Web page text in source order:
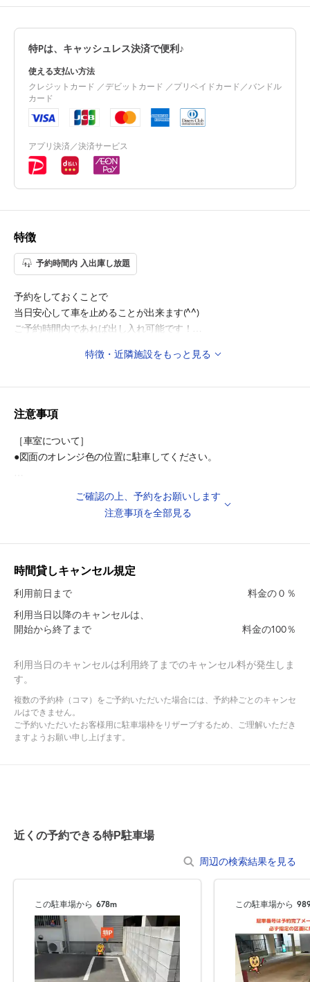
特Pは、キャッシュレス決済で便利♪
使える支払い方法
クレジットカード ／デビットカード ／プリペイドカード／バンドル
カード
アプリ決済／決済サービス
特徴
予約時間内 入出庫し放題
予約をしておくことで
当日安心して車を止めることが出来ます(^^)
ご予約時間内であれば出し入れ可能です！
・半蔵門線・浅草線・押上線『押上駅（スカイツリー前）』 徒歩
5分
・東武スカイツリーライン『押上駅（スカイツリー前）』 徒歩
5分
・東武亀戸線『曳舟』駅 徒歩
・高木神社 徒歩
・東京スカイツリー 徒歩
12分
・墨田区立墨田中学校 徒歩
6分
・東京都立本所高等学校 徒歩
7分
・押上保育園 徒歩
8分
特徴・近隣施設をもっと見る
注意事項
［車室について］
●図面のオレンジ色の位置に駐車してください。
●住宅街の中にありますので、他のお宅とお間違えのないよう掲載
写真をご確認ください。
乗り降りのスペースをご考慮のうえ、ご予約ください。
●駐車場内での空ぶかしやアイドリング、駐車場内で騒ぐこと、た
●入出庫の際は歩行者等に十分お気を付けください。
●不正駐車との誤認防止のため、必ず予約を入れてから敷地内に入
るようお願いします。
ご確認の上、予約をお願いします
注意事項を全部見る
時間貸しキャンセル規定
利用前日まで
料金の０％
利用当日以降のキャンセルは、
開始から終了まで
料金の100％
利用当日のキャンセルは利用終了までのキャンセル料が発生しま
す。
複数の予約枠（コマ）をご予約いただいた場合には、予約枠ごとのキャンセ
ルはできません。
ご予約いただいたお客様用に駐車場枠をリザーブするため、ご理解いただき
ますようお願い申し上げます。
近くの予約できる特P駐車場
周辺の検索結果を見る
この駐車場から 678m この駐車場から